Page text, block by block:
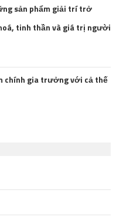
sản phẩm giải trí trở
tinh thần và giá trị người
chính gia trưởng với cả thế